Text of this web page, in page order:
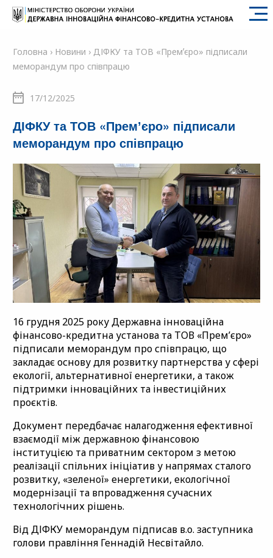
SFII
Головна › Новини › ДІФКУ та ТОВ «Премʼєро» підписали
меморандум про співпрацю
17/12/2025
ДІФКУ та ТОВ «Премʼєро» підписали
меморандум про співпрацю
16 грудня 2025 року Державна інноваційна
фінансово-кредитна установа та ТОВ «Премʼєро»
підписали меморандум про співпрацю, що
закладає основу для розвитку партнерства у сфері
екології, альтернативної енергетики, а також
підтримки інноваційних та інвестиційних
проєктів.
Документ передбачає налагодження ефективної
взаємодії між державною фінансовою
інституцією та приватним сектором з метою
реалізації спільних ініціатив у напрямах сталого
розвитку, «зеленої» енергетики, екологічної
модернізації та впровадження сучасних
технологічних рішень.
Від ДІФКУ меморандум підписав в.о. заступника
голови правління Геннадій Несвітайло.